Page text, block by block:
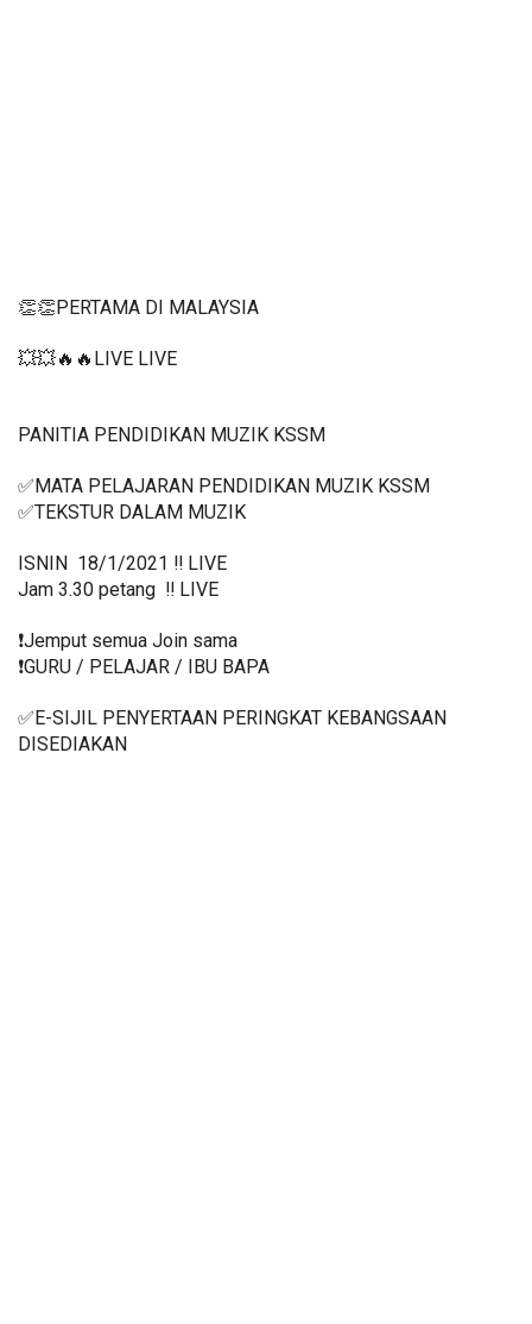
👏👏PERTAMA DI MALAYSIA
💥💥🔥🔥LIVE LIVE
PANITIA PENDIDIKAN MUZIK KSSM
✅MATA PELAJARAN PENDIDIKAN MUZIK KSSM
✅TEKSTUR DALAM MUZIK
ISNIN  18/1/2021 ‼️ LIVE
Jam 3.30 petang  ‼️ LIVE
❗️Jemput semua Join sama
❗️GURU / PELAJAR / IBU BAPA
✅E-SIJIL PENYERTAAN PERINGKAT KEBANGSAAN
DISEDIAKAN